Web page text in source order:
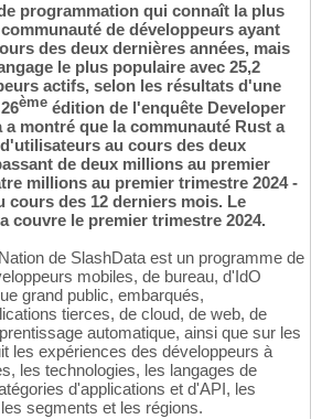
programmation qui connaît la plus
de développeurs ayant
des deux dernières années, mais
le plus populaire avec 25,2
actifs, selon les résultats d'une
ème édition de l'enquête Developer
a montré que la communauté Rust a
au cours des deux
de deux millions au premier
millions au premier trimestre 2024 -
cours des 12 derniers mois. Le
couvre le premier trimestre 2024.
de SlashData est un programme de
mobiles, de bureau, d'IdO
grand public, embarqués,
tierces, de cloud, de web, de
automatique, ainsi que sur les
les expériences des développeurs à
les technologies, les langages de
d'applications et d'API, les
segments et les régions.